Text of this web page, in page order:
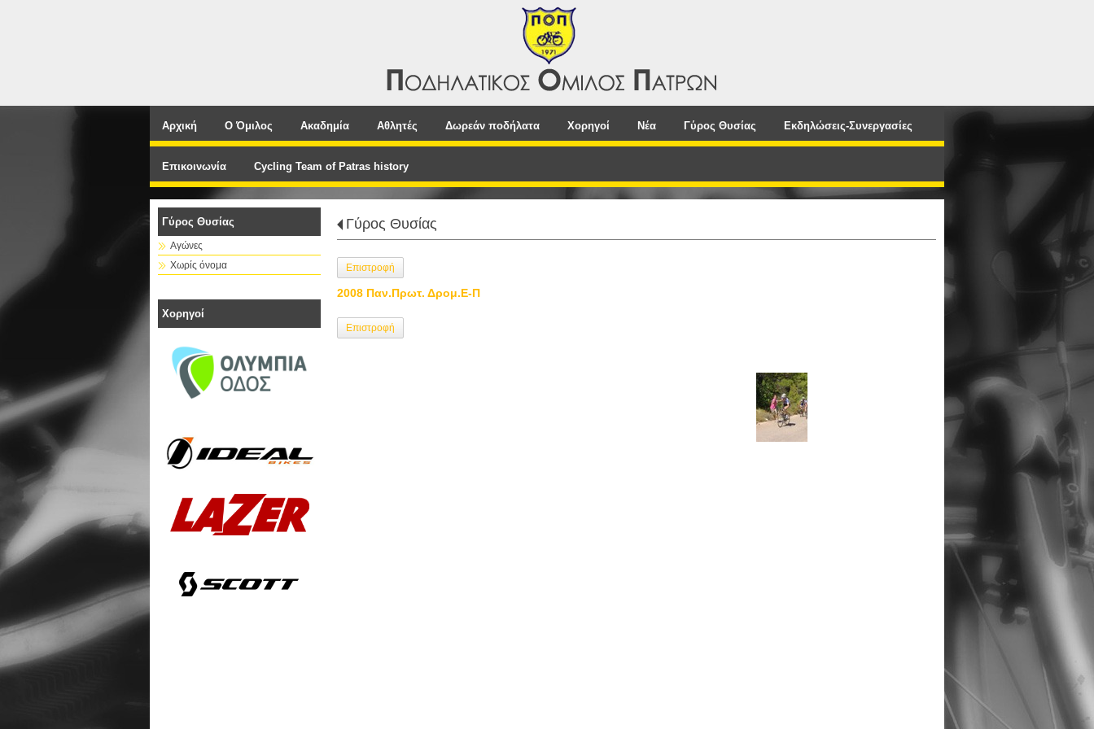
Αρχική Ο Όμιλος Ακαδημία Αθλητές Δωρεάν ποδήλατα Χορηγοί Νέα Γύρος Θυσίας Εκδηλώσεις-Συνεργασίες
Επικοινωνία Cycling Team of Patras history
Γύρος Θυσίας
Αγώνες
Χωρίς όνομα
Χορηγοί
Γύρος Θυσίας
Επιστροφή
2008 Παν.Πρωτ. Δρομ.E-Π
Επιστροφή